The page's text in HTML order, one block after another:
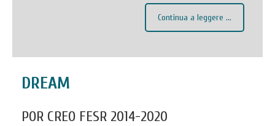
Continua a leggere ...
DREAM
POR CREO FESR 2014-2020